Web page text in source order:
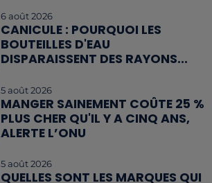
6 août 2026
CANICULE : POURQUOI LES
BOUTEILLES D'EAU
DISPARAISSENT DES RAYONS...
5 août 2026
MANGER SAINEMENT COÛTE 25 %
PLUS CHER QU'IL Y A CINQ ANS,
ALERTE L’ONU
5 août 2026
QUELLES SONT LES MARQUES QUI